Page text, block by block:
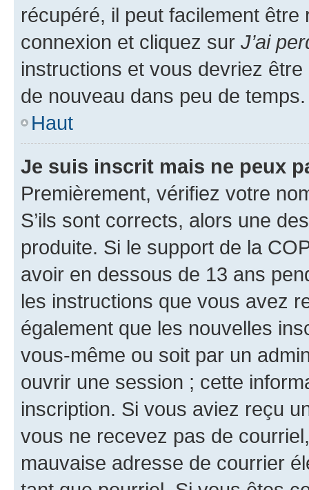
récupéré, il peut facilement
connexion et cliquez sur J’ai
instructions et vous devriez
de nouveau dans peu de temps.
Haut
Je suis inscrit mais ne peux
Premièrement, vérifiez votre
S’ils sont corrects, alors une
produite. Si le support de la
avoir en dessous de 13 ans
les instructions que vous avez
également que les nouvelles
vous-même ou soit par un
ouvrir une session ; cette
inscription. Si vous aviez reçu
vous ne recevez pas de
mauvaise adresse de courrier